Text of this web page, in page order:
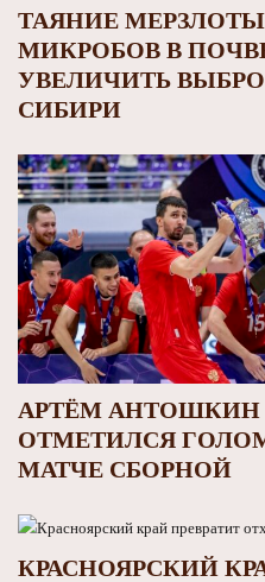
ТАЯНИЕ
МИКРОБОВ В
УВЕЛИЧИТЬ
СИБИРИ
АРТЁМ АНТОШКИН
ОТМЕТИЛСЯ
МАТЧЕ СБОРНОЙ
КРАСНОЯРСКИЙ